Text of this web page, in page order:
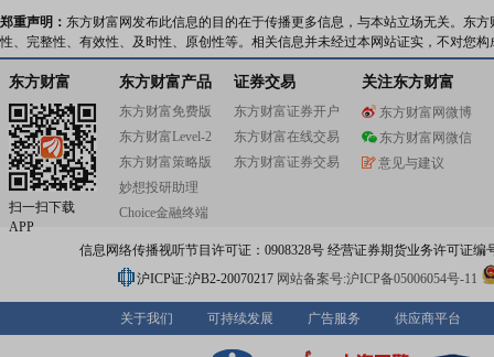
郑重声明： 东方财富网发布此信息的目的在于传播更多信息，与本站立场无关。东
性、完整性、有效性、及时性、原创性等。相关信息并未经过本网站证实，不对您
东方财富
扫一扫下载
APP
东方财富产品
东方财富免费版
东方财富Level-2
东方财富策略版
妙想投研助理
Choice金融终端
证券交易
东方财富证券开户
东方财富在线交易
东方财富证券交易
关注东方财富
东方财富网微博
东方财富网微信
意见与建议
信息网络传播视听节目许可证：0908328号 经营证券期货业务许可证编
沪ICP证:沪B2-20070217 网站备案号:沪ICP备05006054号-11
关于我们 可持续发展 广告服务 供应商平台